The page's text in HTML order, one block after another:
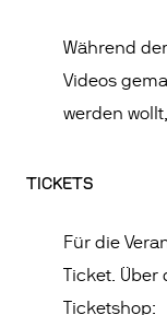
Während
Videos
werden
TICKETS
Für die
Ticket. Über
Ticketshop: